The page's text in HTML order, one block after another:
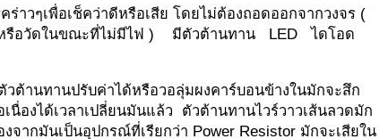
าวๆเพื่อเช็คว่าดีหรือเสีย โดยไม่ต้องถอดออกจากวงจร (
หรือวัดในขณะที่ไม่มีไฟ ) มีตัวต้านทาน LED ไดโอด
ต้านทานปรับค่าได้หรือวอลุ่มผงคาร์บอนข้างในมักจะสึก
องได้เวลาเปลี่ยนมันแล้ว ตัวต้านทานไวร์วาวเส้นลวดมัก
จากมันเป็นอุปกรณ์ที่เรียกว่า Power Resistor มักจะเสียใน